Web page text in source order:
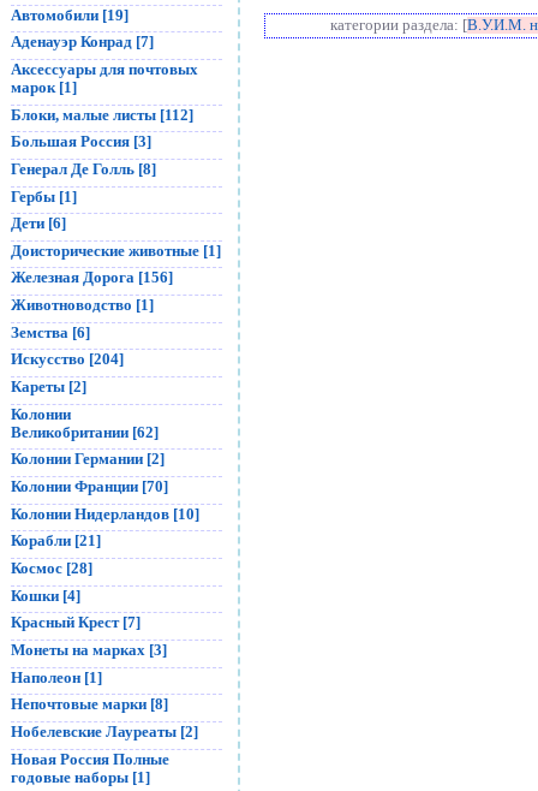
Автомобили [19]
Аденауэр Конрад [7]
Аксессуары для почтовых
марок [1]
Блоки, малые листы [112]
Большая Россия [3]
Генерал Де Голль [8]
Гербы [1]
Дети [6]
Доисторические животные [1]
Железная Дорога [156]
Животноводство [1]
Земства [6]
Искусство [204]
Кареты [2]
Колонии
Великобритании [62]
Колонии Германии [2]
Колонии Франции [70]
Колонии Нидерландов [10]
Корабли [21]
Космос [28]
Кошки [4]
Красный Крест [7]
Монеты на марках [3]
Наполеон [1]
Непочтовые марки [8]
Нобелевские Лауреаты [2]
Новая Россия Полные
годовые наборы [1]
категории раздела: [В.У.И.М.